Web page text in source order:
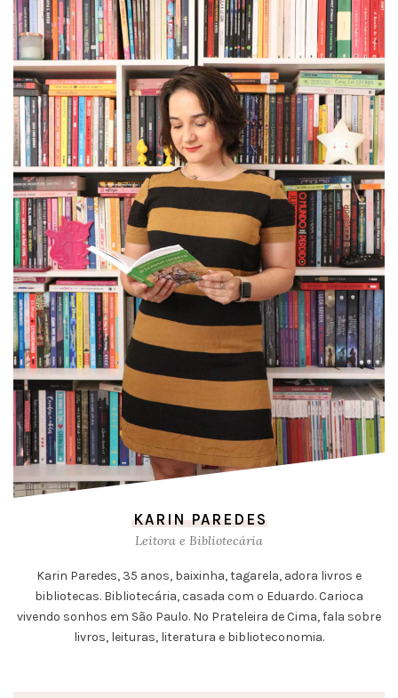
KARIN PAREDES
Leitora e Bibliotecária
Karin Paredes, 35 anos, baixinha, tagarela, adora livros e
bibliotecas. Bibliotecária, casada com o Eduardo. Carioca
vivendo sonhos em São Paulo. No Prateleira de Cima, fala sobre
livros, leituras, literatura e biblioteconomia.